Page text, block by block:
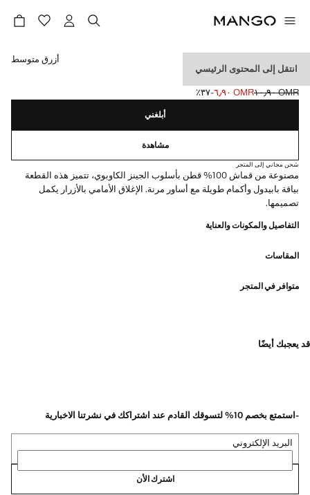
انتقل إلى المحتوى الرئيسي
بلوزة جينز بياقة بيبي دول
السعر الأول محذوف [OMR ١٠٫٩٠ ]
OMR ١٠٫٩٠
السعر الحالي [OMR ٦٫٩٠ ]OMR ٦٫٩٠ ؜-٣٧٪؜
حدد اللون
أزرق متوسط
أبلغني
مشاهدة
شحن مجاني إلى المتجر
مصنوعة من قماش 100% قطن بأسلوب الجينز الكاوبوي، تتميز هذه القطعة
بياقة بابيدول وأكمام طويلة مع أساور مرنة. الإغلاق الأمامي بالأزرار يكمل
تصميمها.
التفاصيل والمكونات والعناية
المقاسات
متوافر في المتجر
قد يعجبك أيضًا
-استمتع بخصم 10% لتسوقك القادم عند اشتراكك في نشرتنا الاخبارية
البريد الإلكتروني
اشترك الأن